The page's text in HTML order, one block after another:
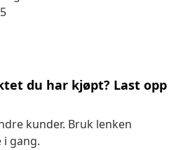
du har kjøpt? Last opp
kunder. Bruk lenken
gang.